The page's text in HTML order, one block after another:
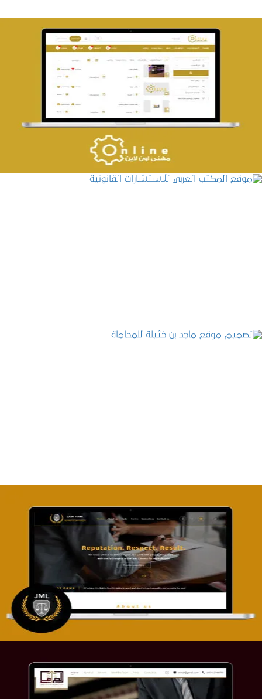
تصميم حراج مهنى
التفاصيل
تصميم موقع آل جبار والمزارقة للمحاماة
التفاصيل